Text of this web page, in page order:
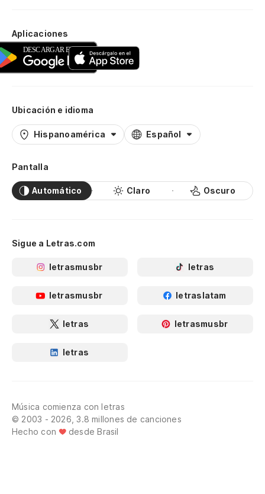
Aplicaciones
Ubicación e idioma
Hispanoamérica Español
Pantalla
Automático Claro Oscuro
Sigue a Letras.com
letrasmusbr letras
letrasmusbr letraslatam
letras letrasmusbr
letras
Música comienza con letras
© 2003 - 2026, 3.8 millones de canciones
Hecho con
desde Brasil